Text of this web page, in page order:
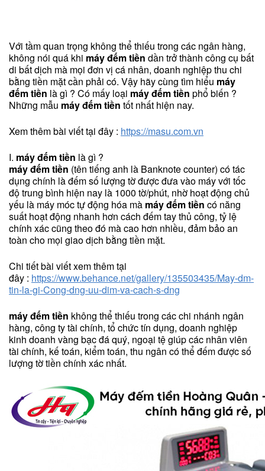
Với tầm quan trọng không thể thiếu trong các ngân hàng,
không nói quá khi máy đếm tiền dần trở thành công cụ bất
di bất dịch mà mọi đơn vị cá nhân, doanh nghiệp thu chi
bằng tiền mặt cần phải có. Vậy hãy cùng tìm hiểu máy
đếm tiền là gì ? Có mấy loại máy đếm tiền phổ biến ?
Những mẫu máy đếm tiền tốt nhất hiện nay.
Xem thêm bài viết tại đây : https://masu.com.vn
I. máy đếm tiền là gì ?
máy đếm tiền (tên tiếng anh là Banknote counter) có tác
dụng chính là đếm số lượng tờ được đưa vào máy với tốc
độ trung bình hiện nay là 1000 tờ/phút, nhờ hoạt động chủ
yếu là máy móc tự động hóa mà máy đếm tiền có năng
suất hoạt động nhanh hơn cách đếm tay thủ công, tỷ lệ
chính xác cũng theo đó mà cao hơn nhiều, đảm bảo an
toàn cho mọi giao dịch bằng tiền mặt.
Chi tiết bài viết xem thêm tại
đây : https://www.behance.net/gallery/135503435/May-dm-
tin-la-gi-Cong-dng-uu-dim-va-cach-s-dng
máy đếm tiền không thể thiếu trong các chi nhánh ngân
hàng, công ty tài chính, tổ chức tín dụng, doanh nghiệp
kinh doanh vàng bạc đá quý, ngoại tệ giúp các nhân viên
tài chính, kế toán, kiểm toán, thu ngân có thể đếm được số
lượng tờ tiền chính xác nhất.